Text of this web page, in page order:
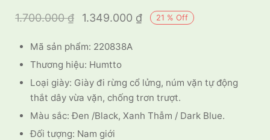
21 % Off
1.700.000₫
Giá gốc là:
1.349.000 ₫ Giá hiện tại
Mã sản phẩm: 220838A
Thương hiệu: Humtto
Loại giày: Giày đi rừng cổ lửng, núm vặn tự động
thắt dây vừa vặn, chống trơn trượt.
Màu sắc: Đen /Black, Xanh Thẫm / Dark Blue.
Đối tượng: Nam giới